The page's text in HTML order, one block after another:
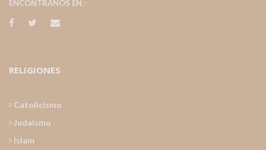
ENCONTRANOS EN :
RELIGIONES
Catolicismo
Judaismo
Islam